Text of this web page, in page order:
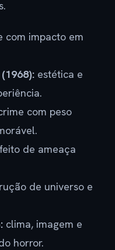
com impacto em
estética e
com peso
de ameaça
de universo e
clima, imagem e
horror.